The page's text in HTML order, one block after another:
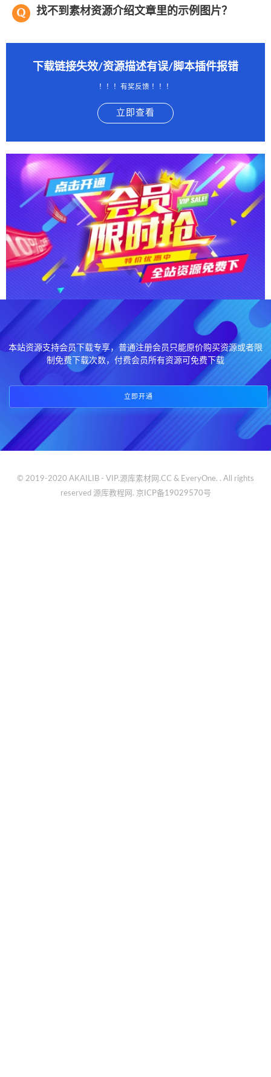
找不到素材资源介绍文章里的示例图片？
下载链接失效/资源描述有误/脚本插件报错
！！！有奖反馈 ！！！
立即查看
本站资源支持会员下载专享，普通注册会员只能原价购买资源或者限
制免费下载次数，付费会员所有资源可免费下载
立即开通
© 2019-2020 AKAILIB - VIP.源库素材网.CC & EveryOne. . All rights
reserved 源库教程网. 京ICP备19029570号